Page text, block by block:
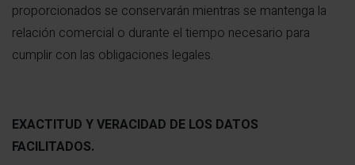
proporcionados se conservarán mientras se mantenga la
relación comercial o durante el tiempo necesario para
cumplir con las obligaciones legales.
EXACTITUD Y VERACIDAD DE LOS DATOS
FACILITADOS.